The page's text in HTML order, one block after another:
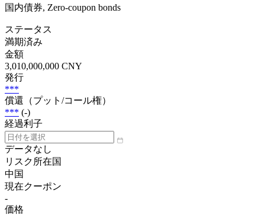
国内債券, Zero-coupon bonds
ステータス
満期済み
金額
3,010,000,000 CNY
発行
***
償還（プット/コール権）
*** (-)
経過利子
データなし
リスク所在国
中国
現在クーポン
-
価格